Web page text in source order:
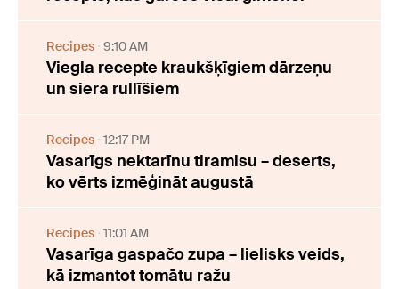
Recipes 9:10 AM
Viegla recepte kraukšķīgiem dārzeņu
un siera rullīšiem
Recipes 12:17 PM
Vasarīgs nektarīnu tiramisu – deserts,
ko vērts izmēģināt augustā
Recipes 11:01 AM
Vasarīga gaspačo zupa – lielisks veids,
kā izmantot tomātu ražu